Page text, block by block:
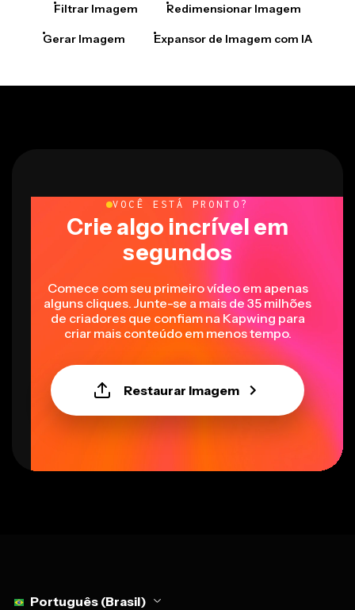
Filtrar Imagem Redimensionar Imagem
Gerar Imagem Expansor de Imagem com IA
VOCÊ ESTÁ PRONTO?
Crie algo incrível em
segundos
Comece com seu primeiro vídeo em apenas
alguns cliques. Junte-se a mais de 35 milhões
de criadores que confiam na Kapwing para
criar mais conteúdo em menos tempo.
Restaurar Imagem
Português (Brasil)